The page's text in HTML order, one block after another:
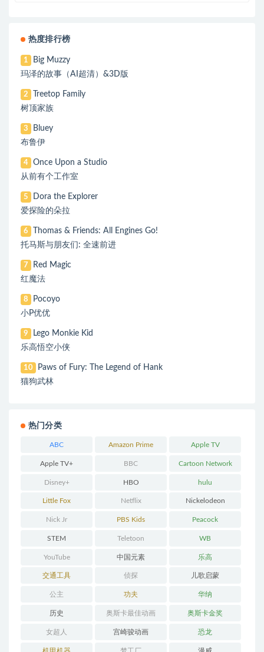
热度排行榜
1
Big Muzzy
玛泽的故事（AI超清）&3D版
2
Treetop Family
树顶家族
3
Bluey
布鲁伊
4
Once Upon a Studio
从前有个工作室
5
Dora the Explorer
爱探险的朵拉
6
Thomas & Friends: All Engines Go!
托马斯与朋友们: 全速前进
7
Red Magic
红魔法
8
Pocoyo
小P优优
9
Lego Monkie Kid
乐高悟空小侠
10
Paws of Fury: The Legend of Hank
猫狗武林
热门分类
ABC Amazon Prime Apple TV
Apple TV+ BBC Cartoon Network
Disney+ HBO hulu
Little Fox Netflix Nickelodeon
Nick Jr PBS Kids Peacock
STEM Teletoon WB
YouTube 中国元素 乐高
交通工具 侦探 儿歌启蒙
公主 功夫 华纳
历史 奥斯卡最佳动画 奥斯卡金奖
女超人 宫崎骏动画 恐龙
机甲机器 梦工厂 漫威